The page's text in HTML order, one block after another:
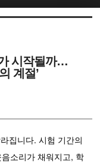
시작될까…
계절’
집니다. 시험 기간의
소리가 채워지고, 학
5
5